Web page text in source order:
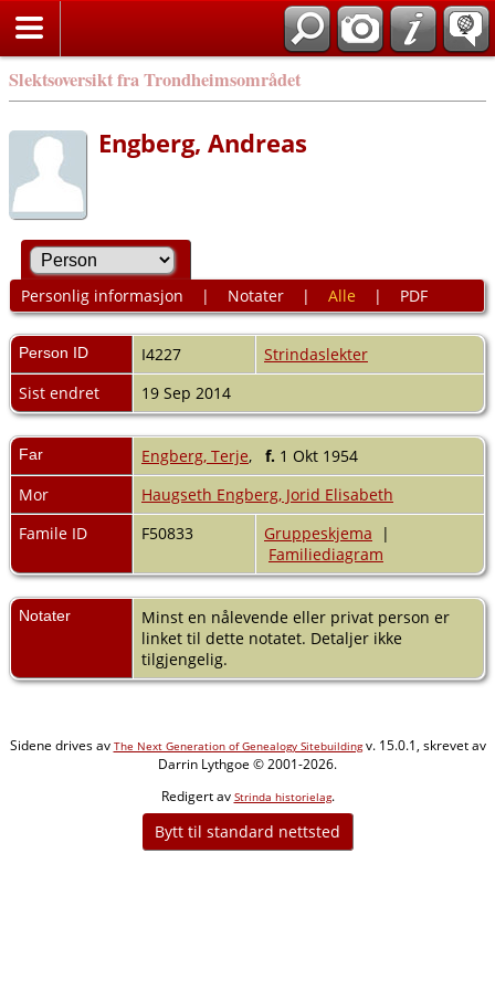
Slektsoversikt fra Trondheimsområdet
Engberg, Andreas
Personlig informasjon | Notater| Alle | PDF
Person ID I4227
Strindaslekter
Sist endret
19 Sep 2014
Far Engberg, Terje, f. 1 Okt 1954
Mor
Haugseth Engberg, Jorid Elisabeth
Famile ID
F50833 Gruppeskjema |
Familiediagram
Notater
Minst en nålevende eller privat person er
linket til dette notatet. Detaljer ikke
tilgjengelig.
Sidene drives av The Next Generation of Genealogy Sitebuildingv. 15.0.1, skrevet av
Darrin Lythgoe © 2001-2026.
Redigert av Strinda historielag.
Bytt til standard nettsted